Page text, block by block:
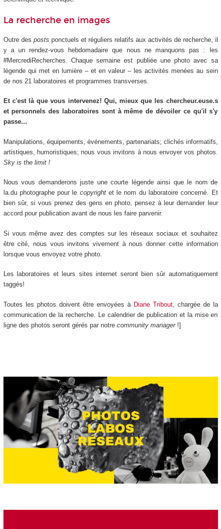
La recherche en images
Outre des posts ponctuels et réguliers relatifs aux activités de recherche, il
y a un rendez-vous hebdomadaire que nous ne manquons pas : les
#MercrediRecherches. Chaque semaine est publiée une photo avec sa
légende qui met en lumière – et en valeur – les activités menées au sein
de nos 21 laboratoires et programmes transverses.
Et c'est là que vous intervenez! Qui, mieux que les chercheur.euse.s
et personnels des laboratoires sont à même de dévoiler ce qu'il s'y
passe...
Manipulations, équipements, événements, partenariats; clichés informatifs,
artistiques, humoristiques; nous vous invitons à nous envoyer vos photos.
Sky is the limit !
Nous vous demanderons juste une courte légende ainsi que le nom de
la.du photographe pour le copyrightet le nom du laboratoire concerné. Et
bien sûr, si vous prenez des gens en photo, pensez à leur demander leur
accord pour publication avant de nous les faire parvenir.
Si vous même avez des comptes sur les réseaux sociaux et souhaitez
être cité, nous vous invitons vivement à nous donner cette information
lorsque vous envoyez votre photo.
Les laboratoires et leurs sites internet seront bien sûr automatiquement
taggés!
Toutes les photos doivent être envoyées à Diane Tribout, chargée de la
communication de la recherche. Le calendrier de publication et la mise en
ligne des photos seront gérés par notrecommunity manager!]